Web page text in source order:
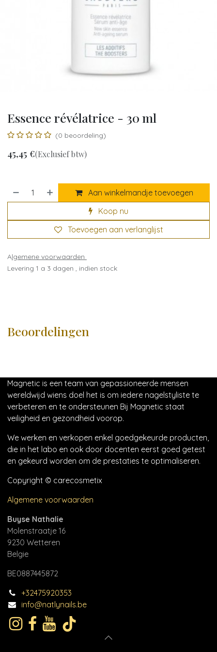
Essence révélatrice - 30 ml
(0 beoordeling)
45,45 €(Exclusief btw)
Aan winkelmandje toevoegen
Koop nu
Toevoegen aan verlanglijst
Algemene voorwaarden
Levering 1 a 3 dagen , indien stock
Beoordelingen
Magnetic is een team van gepassioneerde mensen
wereldwijd wiens doel het is om iedere nagelstyliste te
verbeteren en te ondersteunen Bij Magnetic staat
veiligheid en gezondheid voorop.
We werken en verkopen enkel goedgekeurde producten,
die in het labo en ook door docenten eerst goed getest
en gekeurd worden om de prestaties te optimaliseren.
Copyright © carecosmetix
Algemene voorwaarden
Buyse Nathalie
Molenstraatje 16
9230 Wetteren
Belgie
BE0887445872
+32475920353
info@natlynails.be